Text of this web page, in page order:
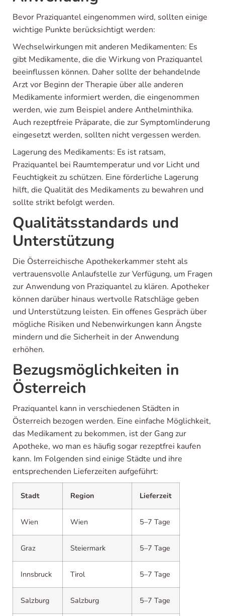
Bevor Praziquantel eingenommen wird, sollten einige
wichtige Punkte berücksichtigt werden:
Wechselwirkungen mit anderen Medikamenten: Es
gibt Medikamente, die die Wirkung von Praziquantel
beeinflussen können. Daher sollte der behandelnde
Arzt vor Beginn der Therapie über alle anderen
Medikamente informiert werden, die eingenommen
werden, wie zum Beispiel andere Anthelminthika.
Auch rezeptfreie Präparate, die zur Symptomlinderung
eingesetzt werden, sollten nicht vergessen werden.
Lagerung des Medikaments: Es ist ratsam,
Praziquantel bei Raumtemperatur und vor Licht und
Feuchtigkeit zu schützen. Eine förderliche Lagerung
hilft, die Qualität des Medikaments zu bewahren und
sollte strikt befolgt werden.
Qualitätsstandards und
Unterstützung
Die Österreichische Apothekerkammer steht als
vertrauensvolle Anlaufstelle zur Verfügung, um Fragen
zur Anwendung von Praziquantel zu klären. Apotheker
können darüber hinaus wertvolle Ratschläge geben
und Unterstützung leisten. Ein offenes Gespräch über
mögliche Risiken und Nebenwirkungen kann Ängste
mindern und die Sicherheit in der Anwendung
erhöhen.
Bezugsmöglichkeiten in
Österreich
Praziquantel kann in verschiedenen Städten in
Österreich bezogen werden. Eine einfache Möglichkeit,
das Medikament zu bekommen, ist der Gang zur
Apotheke, wo man es häufig sogar rezeptfrei kaufen
kann. Im Folgenden sind einige Städte und ihre
entsprechenden Lieferzeiten aufgeführt:
Stadt Region Lieferzeit
Wien Wien 5–7 Tage
Graz Steiermark 5–7 Tage
Innsbruck Tirol 5–7 Tage
Salzburg Salzburg 5–7 Tage